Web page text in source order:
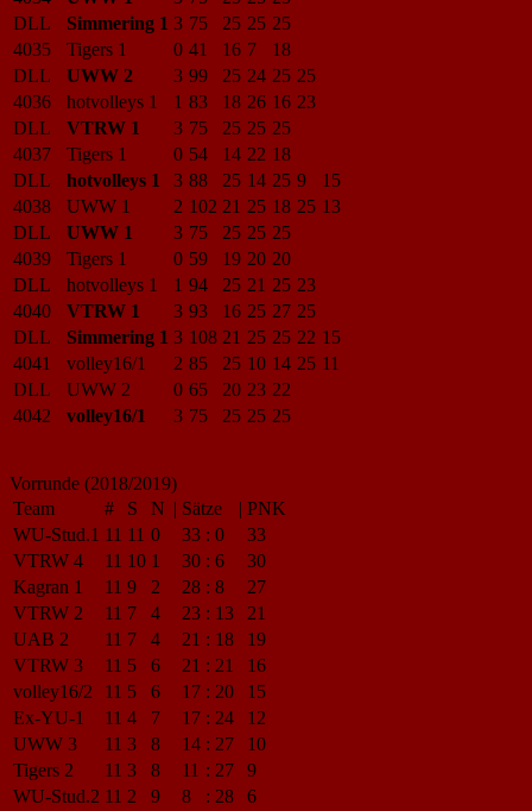
DLL
Simmering 1 3 75 25 25 25
4035
Tigers 1 0 41 16 7
18
DLL
UWW 2 3 99 25 24 25 25
4036
hotvolleys 1 1 83 18 26 16 23
DLL
VTRW 1 3 75 25 25 25
4037
Tigers 1 0 54 14 22 18
DLL
hotvolleys 1 3 88 25 14 25 9
15
4038
UWW 1 2 102 21 25 18 25 13
DLL
UWW 1 3 75 25 25 25
4039
Tigers 1 0 59 19 20 20
DLL
hotvolleys 1 1 94 25 21 25 23
4040
VTRW 1 3 93 16 25 27 25
DLL
Simmering 1 3 108 21 25 25 22 15
4041
volley16/1 2 85 25 10 14 25 11
DLL
UWW 2 0 65 20 23 22
4042
volley16/1 3 75 25 25 25
Vorrunde (2018/2019)
Team
# S N | Sätze | PNK
WU-Stud.1 11 11 0 33 : 0
33
VTRW 4
11 10 1 30 : 6
30
Kagran 1
11 9 2 28 : 8
27
VTRW 2
11 7 4 23 : 13
21
UAB 2
11 7 4 21 : 18
19
VTRW 3
11 5 6 21 : 21
16
volley16/2
11 5 6 17 : 20
15
Ex-YU-1
11 4 7 17 : 24
12
UWW 3
11 3 8 14 : 27
10
Tigers 2
11 3 8 11 : 27
9
WU-Stud.2 11 2 9 8 : 28
6